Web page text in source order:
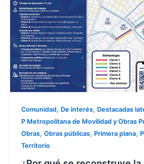
Comunidad, De interés, Destacadas
P Metropolitana de Movilidad y Obras
Obras, Obras públicas, Primera plana,
Territorio